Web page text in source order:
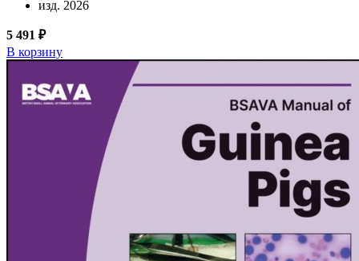
изд. 2026
5 491 ₽
В корзину